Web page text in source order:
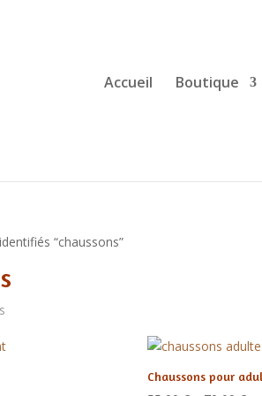
Accueil Boutique
“chaussons”
Chaussons pour